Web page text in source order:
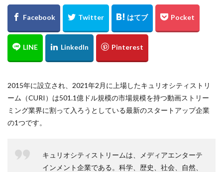
2015年に設立され、2021年2月に上場したキュリオシティストリ
ーム（CURI）は501.1億ドル規模の市場規模を持つ動画ストリー
ミング業界に割って入ろうとしている最新のスタートアップ企業
の1つです。
キュリオシティストリームは、メディアエンターテ
インメント企業である。科学、歴史、社会、自然、